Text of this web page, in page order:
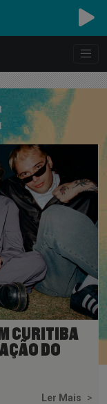
SMASH MOUTH -
CURITIBA
DO
Ler Mais >